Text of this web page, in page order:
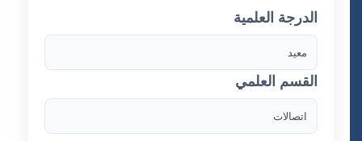
الدرجة العلمية
القسم العلمي